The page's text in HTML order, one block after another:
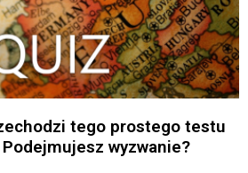
tego prostego testu
wyzwanie?